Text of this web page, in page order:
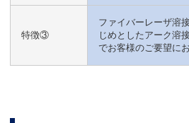
特徴③
ファイバーレーザ溶
じめとしたアーク溶
でお客様のご要望に